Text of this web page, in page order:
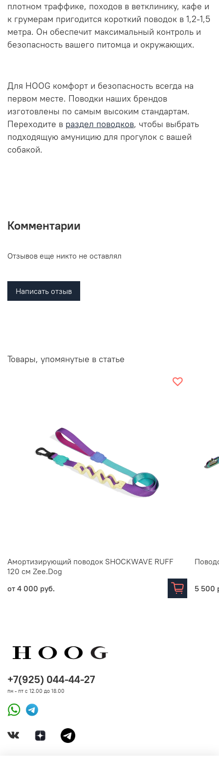
плотном траффике, походов в ветклинику, кафе и
к грумерам пригодится короткий поводок в 1,2-1,5
метра. Он обеспечит максимальный контроль и
безопасность вашего питомца и окружающих.
Для HOOG комфорт и безопасность всегда на
первом месте. Поводки наших брендов
изготовлены по самым высоким стандартам.
Переходите в раздел поводков, чтобы выбрать
подходящую амуницию для прогулок с вашей
собакой.
Комментарии
Отзывов еще никто не оставлял
Написать отзыв
Товары, упомянутые в статье
Амортизирующий поводок SHOCKWAVE RUFF
120 см Zee.Dog
от 4 000 руб. 5 500
+7(925) 044-44-27
пн - пт с 12.00 до 18.00